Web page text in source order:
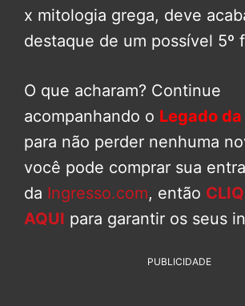
x mitologia grega, deve
destaque de um possível 5º
O que acharam? Continue
acompanhando o Legado
para não perder nenhuma
você pode comprar sua
da Ingresso.com, então
AQUI para garantir os seus
PUBLICIDADE